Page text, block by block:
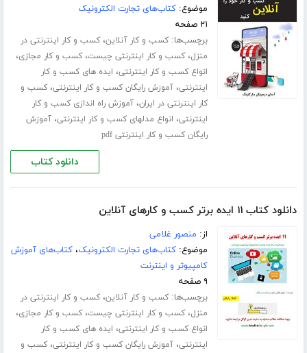
موضوع:کتاب‌های تجارت الکترونیک
۲۱ صفحه
برچسب‌ها:کسب و کار آنلاین،کسب و کار اینترنتی در
منزل،کسب و کار اینترنتی چیست،کسب و کار مجازی،
انواع کسب و کار اینترنتی، ایده های کسب و کار
اینترنتی،آموزش رایگان کسب و کار اینترنتی،کسب و
کار اینترنتی در ایران،آموزش راه اندازی کسب و کار
اینترنتی، انواع مدلهای کسب و کار اینترنتی،آموزش
رایگان کسب و کار اینترنتی pdf
دانلود کتاب
دانلود کتاب ۱۱ ایده برتر کسب و کارهای آنلاین
از: منصور غلامی
موضوع:کتاب‌های تجارت الکترونیک،کتاب‌های آموزش
کامپیوتر و اینترنت
۹ صفحه
برچسب‌ها:کسب و کار آنلاین،کسب و کار اینترنتی در
منزل،کسب و کار اینترنتی چیست،کسب و کار مجازی،
انواع کسب و کار اینترنتی، ایده های کسب و کار
اینترنتی،آموزش رایگان کسب و کار اینترنتی،کسب و